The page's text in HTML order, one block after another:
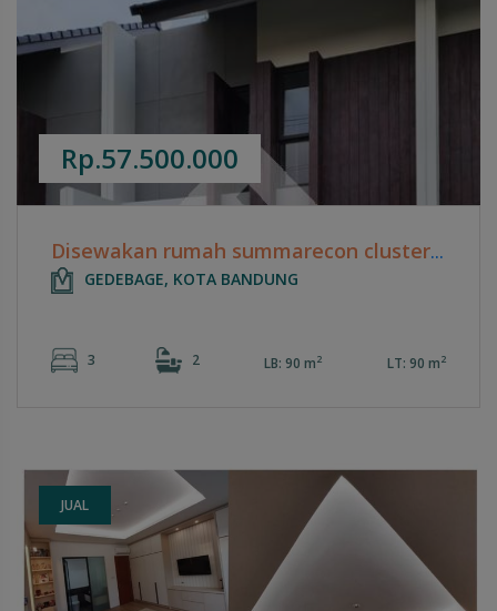
Rp.57.500.000
Disewakan rumah summarecon cluster flora fiona
GEDEBAGE, KOTA BANDUNG
3 2 LB: 90 m2 LT: 90 m2
JUAL